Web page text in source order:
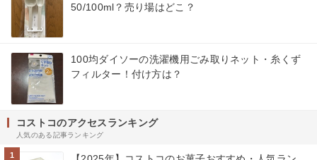
50/100ml？売り場はどこ？
100均ダイソーの洗濯機用ごみ取りネット・糸くず
フィルター！付け方は？
コストコのアクセスランキング
人気のある記事ランキング
1